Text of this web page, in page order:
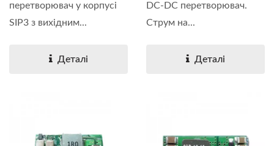
перетворювач у корпусі
SIP3 з вихідним...
Деталі
DC-DC перетворювач.
Струм на...
Деталі